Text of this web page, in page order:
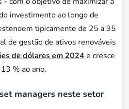
investimento ao longo de
tipicamente de 25 a 35
de gestão de ativos renováveis
de dólares em 2024e cresce
% ao ano.
managers neste setor